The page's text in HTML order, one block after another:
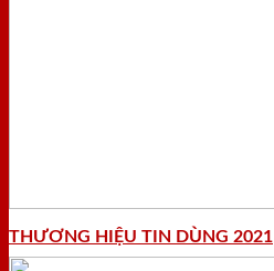
THƯƠNG HIỆU TIN DÙNG 2021